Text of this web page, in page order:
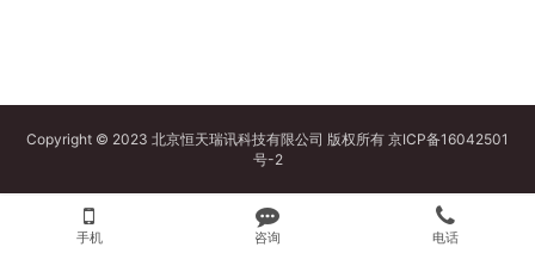
Copyright © 2023 北京恒天瑞讯科技有限公司 版权所有 京ICP备16042501
号-2
手机 咨询 电话